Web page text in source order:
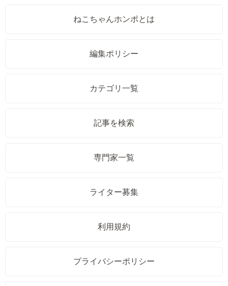
ねこちゃんホンポとは
編集ポリシー
カテゴリ一覧
記事を検索
専門家一覧
ライター募集
利用規約
プライバシーポリシー